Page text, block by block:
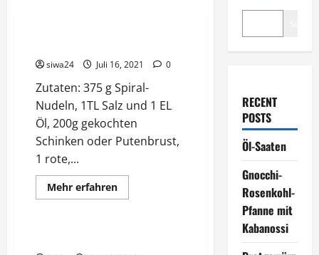
siwa24 Juli 16, 2021 0
Zutaten: 375 g Spiral-
Nudeln, 1TL Salz und 1 EL
Öl, 200g gekochten
Schinken oder Putenbrust,
1 rote,...
Mehr erfahrenMehr
Informationen
Rezepte
RECENT
POSTS
Öl-Saaten
Gnocchi-
Rosenkohl-
Pfanne mit
Kabanossi